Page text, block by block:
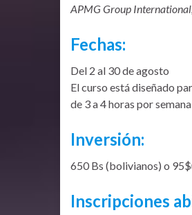
APMG Group
Fechas:
Del 2 al 30 de agosto
El curso está diseñado
de 3 a 4 horas por
Inversión:
650 Bs (bolivianos) o
Inscripciones